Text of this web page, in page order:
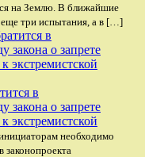
на Землю. В ближайшие
еще три испытания, а в […]
в
закона о запрете
экстремистской
необходимо
законопроекта